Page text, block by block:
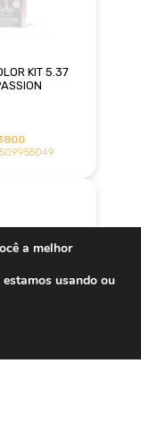
KIT 5.37
a melhor
usando ou